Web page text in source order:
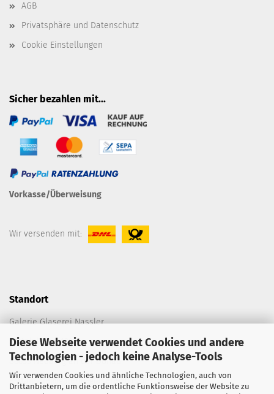
Diese Webseite verwendet Cookies und andere
Technologien - jedoch keine Analyse-Tools
Wir verwenden Cookies und ähnliche Technologien, auch von
Drittanbietern, um die ordentliche Funktionsweise der Website zu
AGB
Privatsphäre und Datenschutz
Cookie Einstellungen
Sicher bezahlen mit...
Vorkasse/Überweisung
Wir versenden mit:
Standort
Galerie Glaserei Nassler
Spitalplatz C 198
86633 Neuburg an der Donau
E-Mail:die@galerie-glaserei-nassler.de